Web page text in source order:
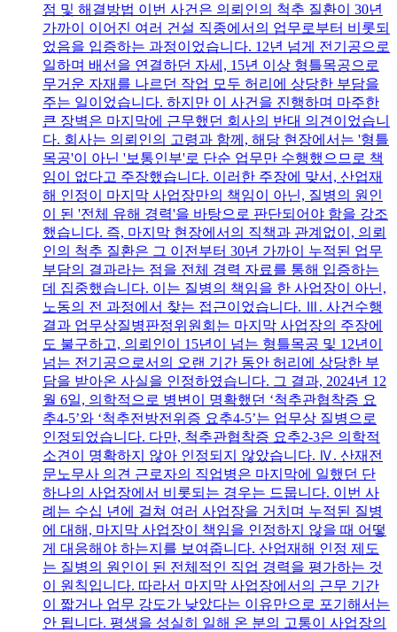
점 및 해결방법 이번 사건은 의뢰인의 척추 질환이 30년
가까이 이어진 여러 건설 직종에서의 업무로부터 비롯되
었음을 입증하는 과정이었습니다. 12년 넘게 전기공으로
일하며 배선을 연결하던 자세, 15년 이상 형틀목공으로
무거운 자재를 나르던 작업 모두 허리에 상당한 부담을
주는 일이었습니다. 하지만 이 사건을 진행하며 마주한
큰 장벽은 마지막에 근무했던 회사의 반대 의견이었습니
다. 회사는 의뢰인의 고령과 함께, 해당 현장에서는 '형틀
목공'이 아닌 '보통인부'로 단순 업무만 수행했으므로 책
임이 없다고 주장했습니다. 이러한 주장에 맞서, 산업재
해 인정이 마지막 사업장만의 책임이 아닌, 질병의 원인
이 된 '전체 유해 경력'을 바탕으로 판단되어야 함을 강조
했습니다. 즉, 마지막 현장에서의 직책과 관계없이, 의뢰
인의 척추 질환은 그 이전부터 30년 가까이 누적된 업무
부담의 결과라는 점을 전체 경력 자료를 통해 입증하는
데 집중했습니다. 이는 질병의 책임을 한 사업장이 아닌,
노동의 전 과정에서 찾는 접근이었습니다. Ⅲ. 사건수행
결과 업무상질병판정위원회는 마지막 사업장의 주장에
도 불구하고, 의뢰인이 15년이 넘는 형틀목공 및 12년이
넘는 전기공으로서의 오랜 기간 동안 허리에 상당한 부
담을 받아온 사실을 인정하였습니다. 그 결과, 2024년 12
월 6일, 의학적으로 병변이 명확했던 ‘척추관협착증 요
추4-5’와 ‘척추전방전위증 요추4-5’는 업무상 질병으로
인정되었습니다. 다만, 척추관협착증 요추2-3은 의학적
소견이 명확하지 않아 인정되지 않았습니다. Ⅳ. 산재전
문노무사 의견 근로자의 직업병은 마지막에 일했던 단
하나의 사업장에서 비롯되는 경우는 드뭅니다. 이번 사
례는 수십 년에 걸쳐 여러 사업장을 거치며 누적된 질병
에 대해, 마지막 사업장이 책임을 인정하지 않을 때 어떻
게 대응해야 하는지를 보여줍니다. 산업재해 인정 제도
는 질병의 원인이 된 전체적인 직업 경력을 평가하는 것
이 원칙입니다. 따라서 마지막 사업장에서의 근무 기간
이 짧거나 업무 강도가 낮았다는 이유만으로 포기해서는
안 됩니다. 평생을 성실히 일해 온 분의 고통이 사업장의